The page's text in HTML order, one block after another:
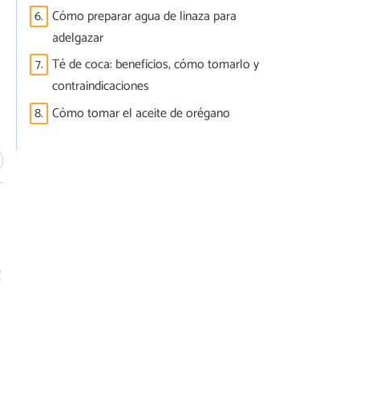
6. Cómo preparar agua de linaza para
adelgazar
7. Té de coca: beneficios, cómo tomarlo y
contraindicaciones
8. Cómo tomar el aceite de orégano